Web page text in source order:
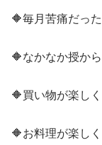
🔶毎月苦痛だっ
🔶なかなか授か
🔶買い物が楽し
🔶お料理が楽し